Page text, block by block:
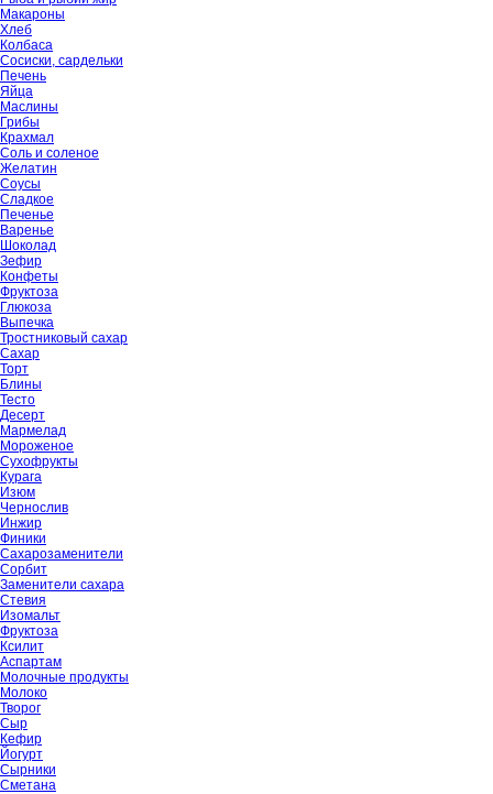
Макароны
Хлеб
Колбаса
Сосиски, сардельки
Печень
Яйца
Маслины
Грибы
Крахмал
Соль и соленое
Желатин
Соусы
Сладкое
Печенье
Варенье
Шоколад
Зефир
Конфеты
Фруктоза
Глюкоза
Выпечка
Тростниковый сахар
Сахар
Торт
Блины
Тесто
Десерт
Мармелад
Мороженое
Сухофрукты
Курага
Изюм
Чернослив
Инжир
Финики
Сахарозаменители
Сорбит
Заменители сахара
Стевия
Изомальт
Фруктоза
Ксилит
Аспартам
Молочные продукты
Молоко
Творог
Сыр
Кефир
Йогурт
Сырники
Сметана